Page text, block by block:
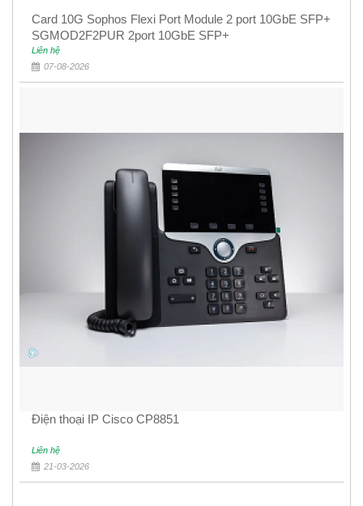
Card 10G Sophos Flexi Port Module 2 port 10GbE SFP+
SGMOD2F2PUR 2port 10GbE SFP+
Liên hệ
07-08-2026
Điện thoại IP Cisco CP8851
Liên hệ
21-03-2026